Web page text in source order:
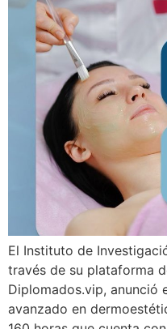
El Instituto de
través de su plataforma
Diplomados.vip, anunció
avanzado en